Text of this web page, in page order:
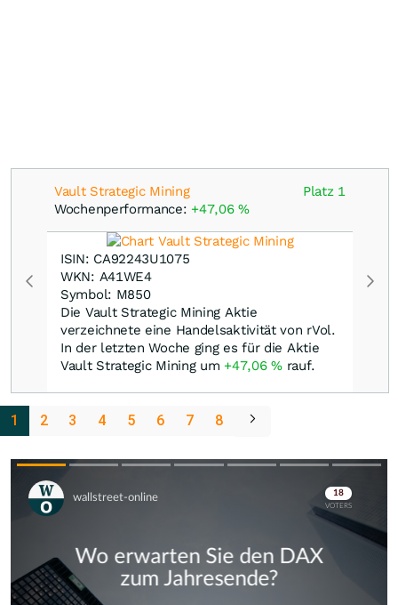
Vault Strategic Mining
Wochenperformance: +47,06%
Platz 1
ISIN: CA92243U1075
WKN: A41WE4
Symbol: M850
Die Vault Strategic Mining Aktie
verzeichnete eine Handelsaktivität von rVol.
In der letzten Woche ging es für die Aktie
Vault Strategic Mining um +47,06%rauf.
1 2 3 4 5 6 7 8
Skip